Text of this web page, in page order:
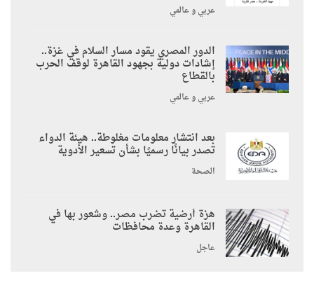
عربي و عالمي
الدور المصري يقود مسار السلام في غزة..
إشادات دولية بجهود القاهرة لوقف الحرب
بالقطاع
عربي و عالمي
بعد انتشار معلومات مغلوطة.. هيئة الدواء
تصدر بيانًا رسميًا بشأن تسعير الأدوية
الصحة
هزة أرضية تضرب مصر.. وشعور بها في
القاهرة وعدة محافظات
عاجل